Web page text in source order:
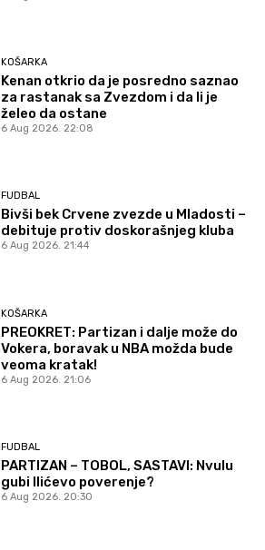
KOŠARKA
Kenan otkrio da je posredno saznao
za rastanak sa Zvezdom i da li je
želeo da ostane
6 Aug 2026. 22:08
FUDBAL
Bivši bek Crvene zvezde u Mladosti –
debituje protiv doskorašnjeg kluba
6 Aug 2026. 21:44
KOŠARKA
PREOKRET: Partizan i dalje može do
Vokera, boravak u NBA možda bude
veoma kratak!
6 Aug 2026. 21:06
FUDBAL
PARTIZAN – TOBOL, SASTAVI: Nvulu
gubi Ilićevo poverenje?
6 Aug 2026. 20:30